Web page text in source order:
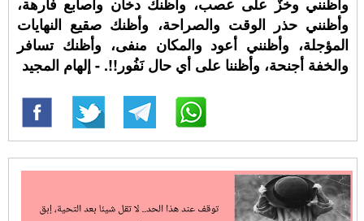
وأظنني حذر الوقت والصراحة، وأظنك صقيع النهايات
المؤجلة، وأظنني أعود والمكان منفى، وأظنك تسافر
والخفة أجنحة، وأظننا على أي حال نَفُور!!. - إلهام المجيد